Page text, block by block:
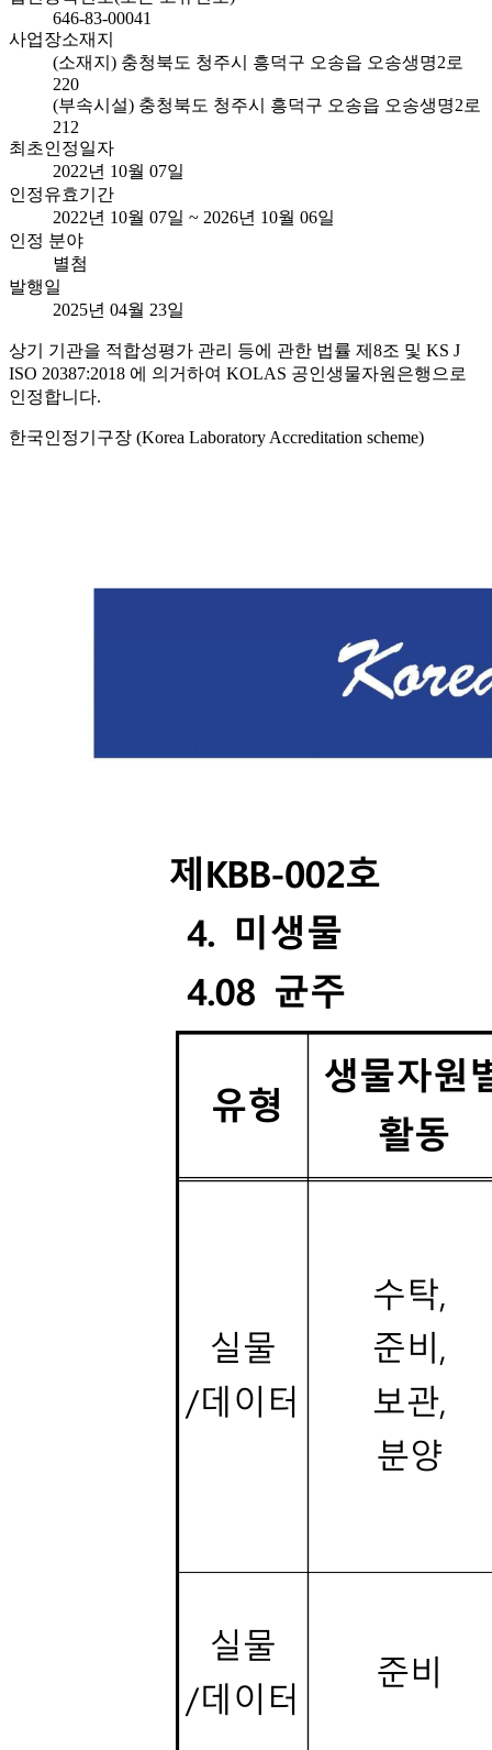
646-83-00041
사업장소재지
(소재지) 충청북도 청주시 흥덕구 오송읍 오송생명2로
220
(부속시설) 충청북도 청주시 흥덕구 오송읍 오송생명2로
212
최초인정일자
2022년 10월 07일
인정유효기간
2022년 10월 07일 ~ 2026년 10월 06일
인정 분야
별첨
발행일
2025년 04월 23일
상기 기관을 적합성평가 관리 등에 관한 법률 제8조 및 KS J
ISO 20387:2018 에 의거하여 KOLAS 공인생물자원은행으로
인정합니다.
한국인정기구장 (Korea Laboratory Accreditation scheme)